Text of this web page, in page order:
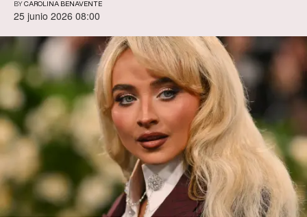
BY CAROLINA BENAVENTE
25 junio 2026 08:00